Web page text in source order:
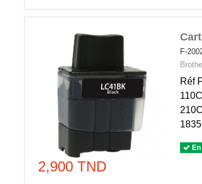
F-
Réf
2,900 TND